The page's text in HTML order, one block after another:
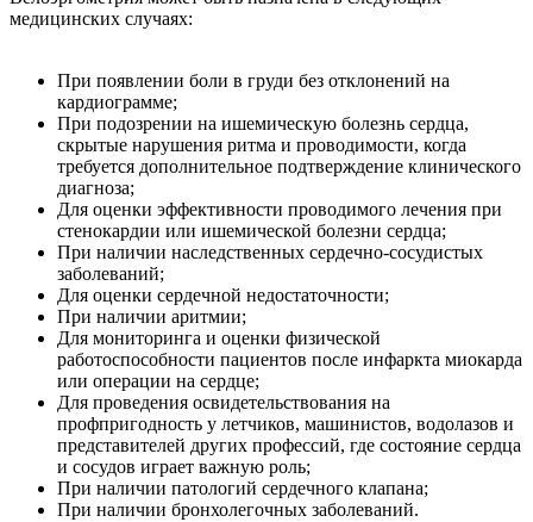
медицинских случаях:
При появлении боли в груди без отклонений на
кардиограмме;
При подозрении на ишемическую болезнь сердца,
скрытые нарушения ритма и проводимости, когда
требуется дополнительное подтверждение клинического
диагноза;
Для оценки эффективности проводимого лечения при
стенокардии или ишемической болезни сердца;
При наличии наследственных сердечно-сосудистых
заболеваний;
Для оценки сердечной недостаточности;
При наличии аритмии;
Для мониторинга и оценки физической
работоспособности пациентов после инфаркта миокарда
или операции на сердце;
Для проведения освидетельствования на
профпригодность у летчиков, машинистов, водолазов и
представителей других профессий, где состояние сердца
и сосудов играет важную роль;
При наличии патологий сердечного клапана;
При наличии бронхолегочных заболеваний.